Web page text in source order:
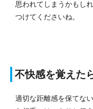
思われてしまうかもし
つけてくださいね。
不快感を覚えた
適切な距離感を保てな